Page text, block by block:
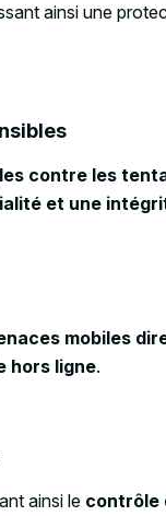
ainsi une
contre les
et une
mobiles
hors ligne.
ainsi le contrôle